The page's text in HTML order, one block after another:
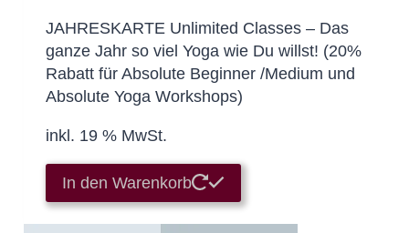
JAHRESKARTE Unlimited Classes – Das
ganze Jahr so viel Yoga wie Du willst! (20%
Rabatt für Absolute Beginner /Medium und
Absolute Yoga Workshops)
inkl. 19 % MwSt.
In den Warenkorb